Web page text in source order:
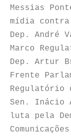
Messias
mídia
Dep. André
Marco
Dep. Artur
Frente
Regulatório
Sen. Inácio
luta pela